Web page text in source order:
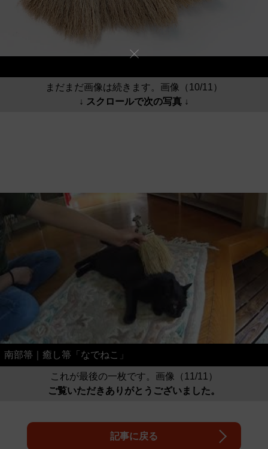
まだまだ画像は続きます。画像（10/11）
↓ スクロールで次の写真 ↓
南部箒｜癒し箒「なでねこ」
これが最後の一枚です。画像（11/11）
ご覧いただきありがとうございました。
記事に戻る